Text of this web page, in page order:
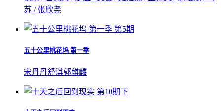
苏 / 张欣尧
第5期
五十公里桃花坞 第一季
宋丹丹舒淇郭麒麟
第10期下